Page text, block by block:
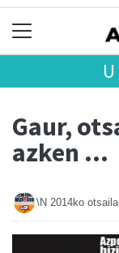
Gaur,
azken ...
\N 2014ko